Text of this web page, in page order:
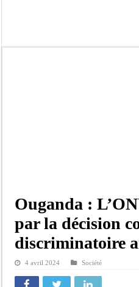
Ouganda :
par la décision
discriminatoire
4 avril 2024 Société